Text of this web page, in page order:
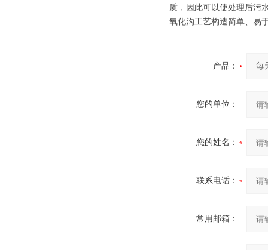
质，因此可以使处理后污
氧化沟工艺构造简单、易
产品：
您的单位：
您的姓名：
联系电话：
常用邮箱：